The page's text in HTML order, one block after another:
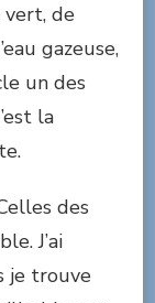
vert, de
gazeuse,
un des
la
des
J’ai
je trouve